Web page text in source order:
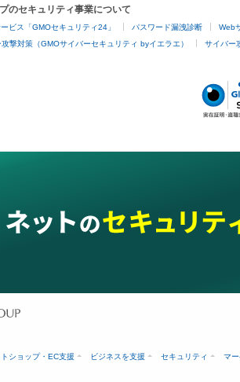
のセキュリティ事業について
ビス「GMOセキュリティ24」 パスワード漏洩診断 Web
撃対策（GMOサイバーセキュリティ byイエラエ） サイバー
ショップ・EC支援 ビジネスを支援 セキュリティ マ